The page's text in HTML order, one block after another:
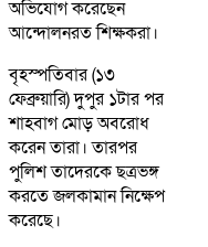
অভিযোগ করেছেন
আন্দোলনরত শিক্ষকরা।
বৃহস্পতিবার (১৩
ফেব্রুয়ারি) দুপুর ১টার পর
শাহবাগ মোড় অবরোধ
করেন তারা। তারপর
পুলিশ তাদেরকে ছত্রভঙ্গ
করতে জলকামান নিক্ষেপ
করেছে।